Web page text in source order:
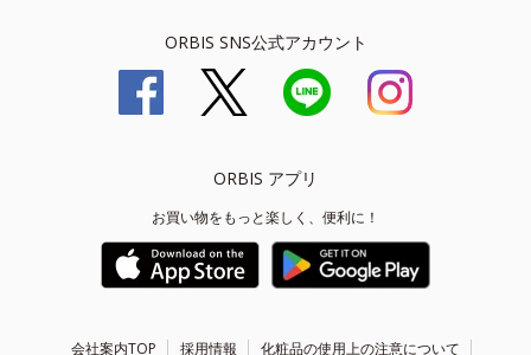
ORBIS SNS公式アカウント
ORBIS アプリ
お買い物をもっと楽しく、便利に！
会社案内TOP 採用情報 化粧品の使用上の注意について